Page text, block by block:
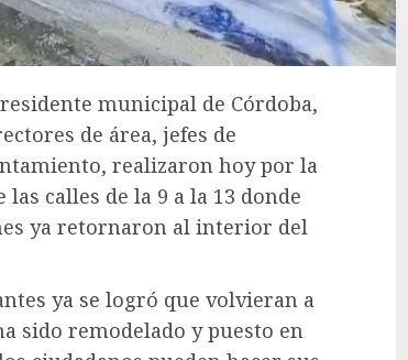
municipal de Córdoba,
de área, jefes de
realizaron hoy por la
calles de la 9 a la 13 donde
ya retornaron al interior del
ya se logró que volvieran a
sido remodelado y puesto en